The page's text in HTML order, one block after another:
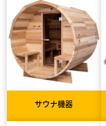
サウナ機器